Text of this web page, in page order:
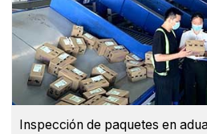
Inspección de paquetes en